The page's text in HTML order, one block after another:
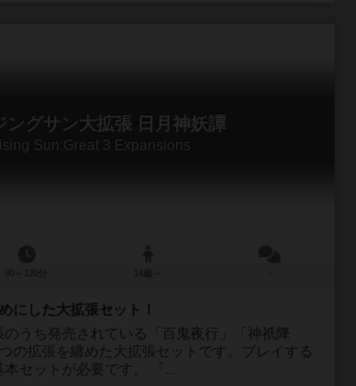
ングサン大拡張 日月神妖譚
Sun:Great 3 Expansions
にした大拡張セット！
のうち発売されている「百鬼夜行」「神祇降
の拡張を纏めた大拡張セットです。プレイする
セットが必要です。 「...